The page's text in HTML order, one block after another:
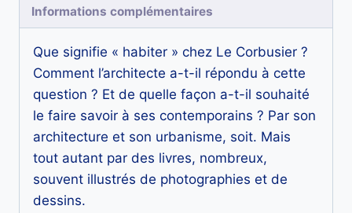
dire
Informations complémentaires
Que signifie « habiter » chez Le Corbusier ?
Comment l’architecte a-t-il répondu à cette
question ? Et de quelle façon a-t-il souhaité
le faire savoir à ses contemporains ? Par son
architecture et son urbanisme, soit. Mais
tout autant par des livres, nombreux,
souvent illustrés de photographies et de
dessins.